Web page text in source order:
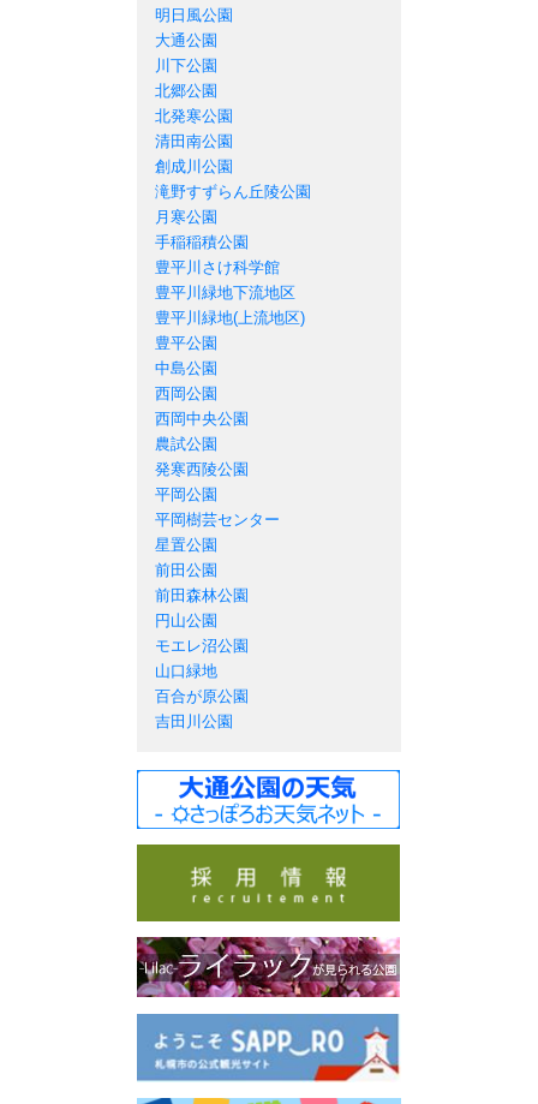
明日風公園
大通公園
川下公園
北郷公園
北発寒公園
清田南公園
創成川公園
滝野すずらん丘陵公園
月寒公園
手稲稲積公園
豊平川さけ科学館
豊平川緑地下流地区
豊平川緑地(上流地区)
豊平公園
中島公園
西岡公園
西岡中央公園
農試公園
発寒西陵公園
平岡公園
平岡樹芸センター
星置公園
前田公園
前田森林公園
円山公園
モエレ沼公園
山口緑地
百合が原公園
吉田川公園